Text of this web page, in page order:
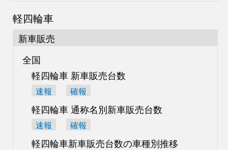
軽四輪車
新車販売
全国
軽四輪車 新車販売台数
速報 確報
軽四輪車 通称名別新車販売台数
速報 確報
軽四輪車新車販売台数の車種別推移